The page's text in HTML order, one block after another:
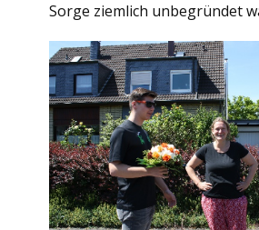
Sorge ziemlich unbegründet